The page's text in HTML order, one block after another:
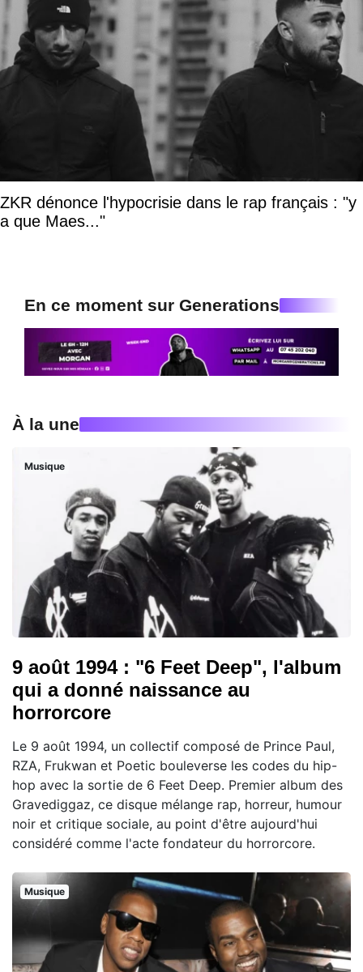
ZKR dénonce l'hypocrisie dans le rap français : "y
a que Maes..."
En ce moment sur Generations
À la une
Musique
9 août 1994 : "6 Feet Deep", l'album
qui a donné naissance au
horrorcore
Le 9 août 1994, un collectif composé de Prince Paul,
RZA, Frukwan et Poetic bouleverse les codes du hip-
hop avec la sortie de 6 Feet Deep. Premier album des
Gravediggaz, ce disque mélange rap, horreur, humour
noir et critique sociale, au point d'être aujourd'hui
considéré comme l'acte fondateur du horrorcore.
Musique